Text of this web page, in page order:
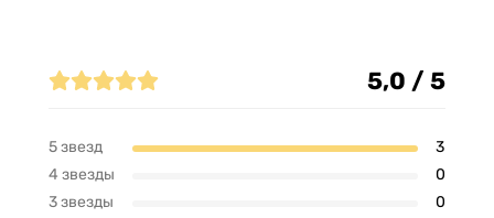
Отзывы (3)
5,0 / 5
5 звезд
3
4 звезды
0
3 звезды
0